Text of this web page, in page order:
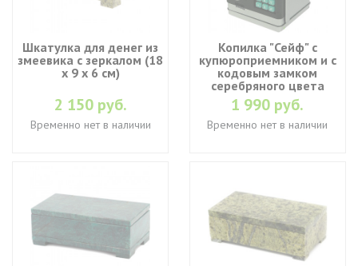
Шкатулка для денег из
змеевика с зеркалом (18
х 9 х 6 см)
2 150 руб.
Временно нет в наличии
Копилка "Сейф" с
купюроприемником и с
кодовым замком
серебряного цвета
1 990 руб.
Временно нет в наличии